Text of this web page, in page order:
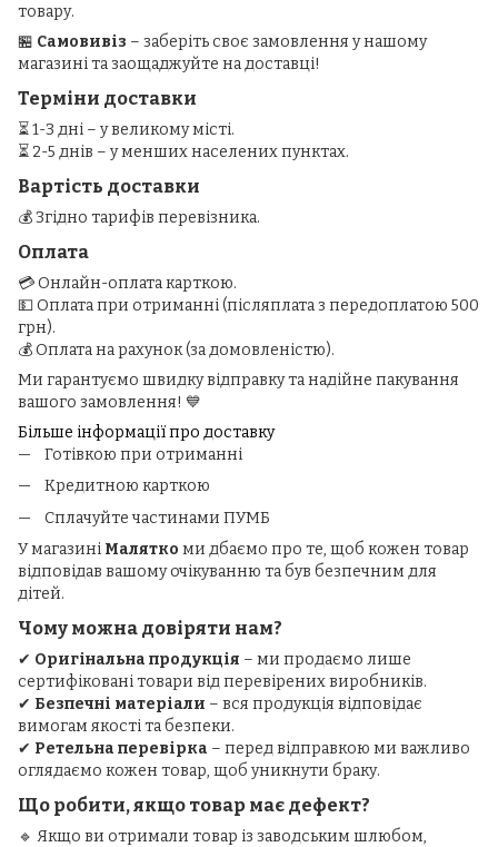
товару.
🏪 Самовивіз – заберіть своє замовлення у нашому
магазині та заощаджуйте на доставці!
Терміни доставки
⏳ 1-3 дні – у великому місті.
⏳ 2-5 днів – у менших населених пунктах.
Вартість доставки
💰 Згідно тарифів перевізника.
Оплата
💳 Онлайн-оплата карткою.
💵 Оплата при отриманні (післяплата з передоплатою 500
грн).
💰 Оплата на рахунок (за домовленістю).
Ми гарантуємо швидку відправку та надійне пакування
вашого замовлення! 💙
Більше інформації про доставку
Готівкою при отриманні
Кредитною карткою
Сплачуйте частинами ПУМБ
У магазині Малятко ми дбаємо про те, щоб кожен товар
відповідав вашому очікуванню та був безпечним для
дітей.
Чому можна довіряти нам?
✔ Оригінальна продукція – ми продаємо лише
сертифіковані товари від перевірених виробників.
✔ Безпечні матеріали – вся продукція відповідає
вимогам якості та безпеки.
✔ Ретельна перевірка – перед відправкою ми важливо
оглядаємо кожен товар, щоб уникнути браку.
Що робити, якщо товар має дефект?
🔹 Якщо ви отримали товар із заводським шлюбом,